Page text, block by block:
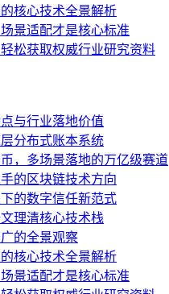
核心技术全景解析
景适配才是核心标准
松获取权威行业研究资料
与行业落地价值
分布式账本系统
，多场景落地的万亿级赛道
的区块链技术方向
的数字信任新范式
理清核心技术栈
的全景观察
核心技术全景解析
景适配才是核心标准